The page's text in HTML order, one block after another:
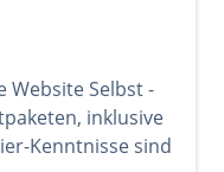
Website Selbst -
inklusive
Kenntnisse sind